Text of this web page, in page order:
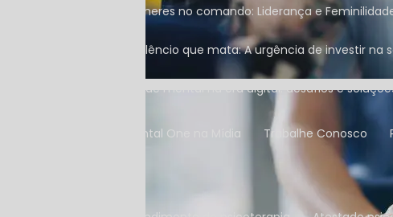
Mulheres no comando: Liderança e
O silêncio que mata: A urgência de investir
Saúde mental na era digital: desafios e
Mental One na Mídia Trabalhe Conosco